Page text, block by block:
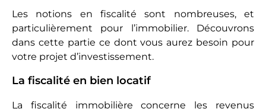
Les notions en fiscalité sont nombreuses, et
particulièrement pour l’immobilier. Découvrons
dans cette partie ce dont vous aurez besoin pour
votre projet d’investissement.
La fiscalité en bien locatif
La fiscalité immobilière concerne les revenus